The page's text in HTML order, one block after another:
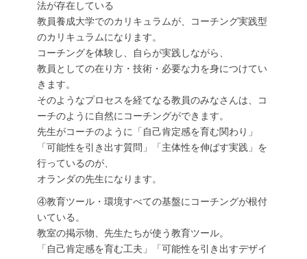
法が存在している
教員養成大学でのカリキュラムが、コーチング実践型
のカリキュラムになります。
コーチングを体験し、自らが実践しながら、
教員としての在り方・技術・必要な力を身につけてい
きます。
そのようなプロセスを経てなる教員のみなさんは、コ
ーチのように自然にコーチングができます。
先生がコーチのように「自己肯定感を育む関わり」
「可能性を引き出す質問」「主体性を伸ばす実践」を
行っているのが、
オランダの先生になります。
④教育ツール・環境すべての基盤にコーチングが根付
いている。
教室の掲示物、先生たちが使う教育ツール。
「自己肯定感を育む工夫」「可能性を引き出すデザイ